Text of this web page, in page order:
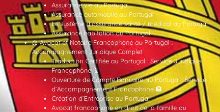
Assurance vie au Portugal
Assurance automobile au Portugal
Le système d’assurance santé / médical au Portugal
Assurance habitation au Portugal
⚖️ Avocat et Notaire Francophone au Portugal :
Accompagnement Juridique Complet
Traduction Certifiée au Portugal : Service Juridique
Francophone 📄
Ouverture de Compte Bancaire au Portugal : Service
d’Accompagnement Francophone 🏦
Création d’Entreprise au Portugal
Avocat francophone en droit de la famille au